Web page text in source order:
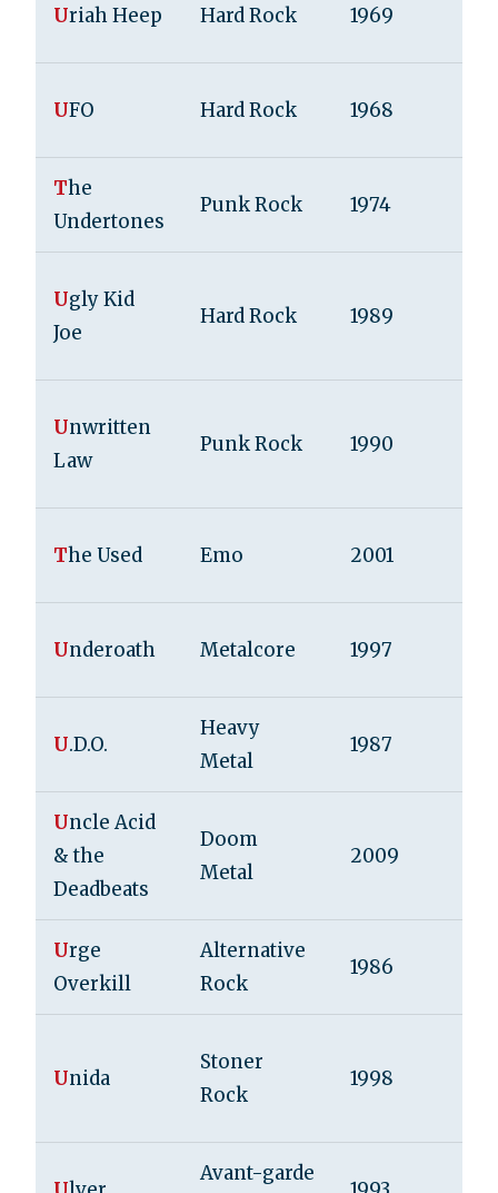
Uriah Heep Hard Rock 1969
UFO Hard Rock 1968
The
Undertones
Punk Rock 1974
Ugly Kid
Joe
Hard Rock 1989
Unwritten
Law
Punk Rock 1990
The Used Emo 2001
Underoath Metalcore 1997
U.D.O.
Heavy
Metal
1987
Uncle Acid
& the
Deadbeats
Doom
Metal
2009
Urge
Overkill
Alternative
Rock
1986
Unida
Stoner
Rock
1998
Avant-garde